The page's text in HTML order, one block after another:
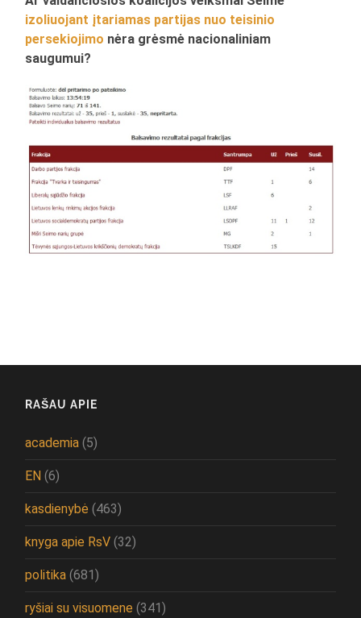
izoliuojant įtariamas partijas nuo teisinio
persekiojimo nėra grėsmė nacionaliniam
saugumui?
RAŠAU APIE
academia (5)
EN (6)
kasdienybė (463)
knyga apie RsV (32)
politika (681)
ryšiai su visuomene (341)